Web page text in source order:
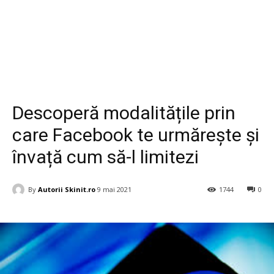
Descoperă modalitățile prin
care Facebook te urmărește și
învață cum să-l limitezi
By Autorii Skinit.ro 9 mai 2021 0
1744